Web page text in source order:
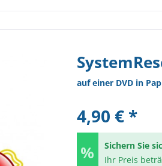
auf einer DVD in
4,90 € *
Sichern Sie
Ihr Preis